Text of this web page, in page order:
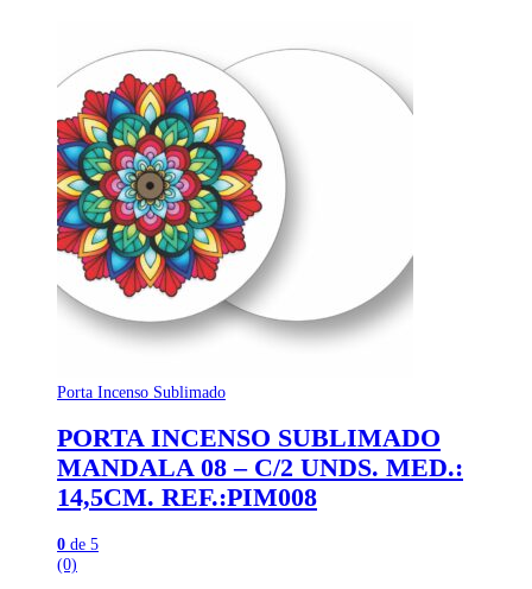
Porta Incenso Sublimado
PORTA INCENSO SUBLIMADO
MANDALA 08 – C/2 UNDS. MED.:
14,5CM. REF.:PIM008
0 de 5
(0)